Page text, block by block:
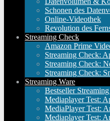
Schonen des
Online-Videothek
Revolution des
Streaming Check
Amazon Prime
Streaming Check:
Streaming Check:
Streaming Check:
Streaming Ware
Bestseller
Mediaplayer Test:
MediaPlayer Test:
Mediaplayer Test: